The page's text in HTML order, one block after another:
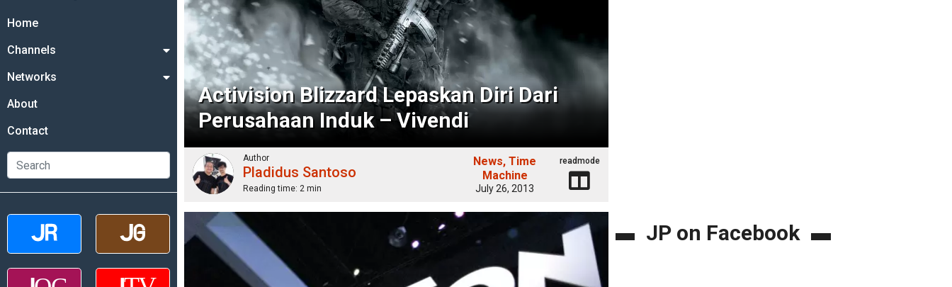
Home
Channels
Networks
About
Contact
Activision Blizzard Lepaskan Diri Dari
Perusahaan Induk – Vivendi
Author
Pladidus Santoso
Reading time: 2 min
News Time
Machine
July 26, 2013
readmode
JP on Facebook